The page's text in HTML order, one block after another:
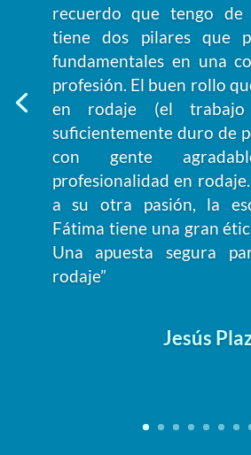
recuerdo que tengo
tiene dos pilares que
fundamentales en una
profesión. El buen rollo
en rodaje (el
suficientemente duro de
con gente
profesionalidad en
a su otra pasión, la
Fátima tiene una gran
Una apuesta segura
rodaje”
Jesús